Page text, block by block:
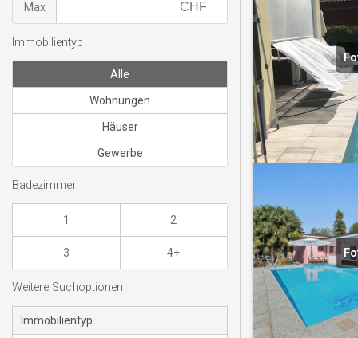
Max
Immobilientyp
Alle
Wohnungen
Häuser
Gewerbe
Badezimmer
1 2
3 4+
Weitere Suchoptionen
Immobilientyp